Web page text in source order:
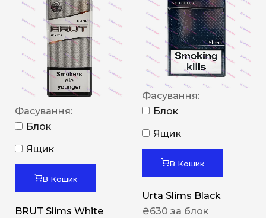
Фасування:
Блок
Ящик
В Кошик
BRUT Slims White
Фасування:
Блок
Ящик
В Кошик
Urta Slims Black
₴630 за блок